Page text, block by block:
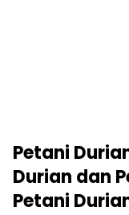
Petani
Durian dan
Petani